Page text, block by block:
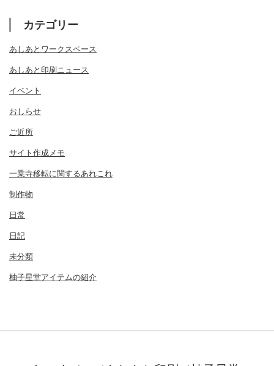
カテゴリー
あしあとワークスペース
あしあと印刷ニュース
イベント
おしらせ
ご近所
サイト作成メモ
一乗寺移転に関するあれこれ
制作物
日常
日記
未分類
柚子星堂アイテムの紹介